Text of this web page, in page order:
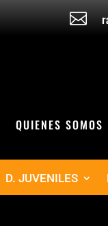

QUIENES SOMOS
D. JUVENILES